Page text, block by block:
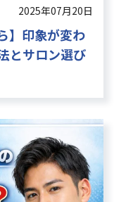
2025年07月20日
】印象が変わ
とサロン選び